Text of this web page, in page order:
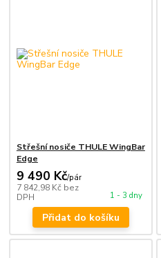
Střešní nosiče THULE WingBar
Edge
9 490 Kč/pár
7 842,98 Kč bez
DPH
1 - 3 dny
Přidat do košíku